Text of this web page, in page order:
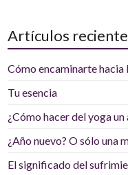
ó
n
d
m
i
l
Artículos
Cómo encaminarte hacia
Tu esencia
¿Cómo hacer del yoga
¿Año nuevo? O sólo una
El significado del